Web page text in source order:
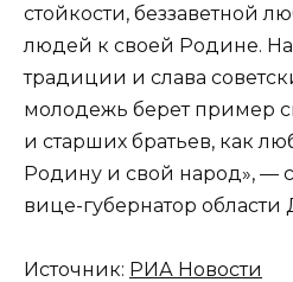
стойкости, беззаветной
людей к своей Родине. На
традиции и слава
молодежь берет пример
и старших братьев, как
Родину и свой народ», —
вице-губернатор
Источник: РИА Новости